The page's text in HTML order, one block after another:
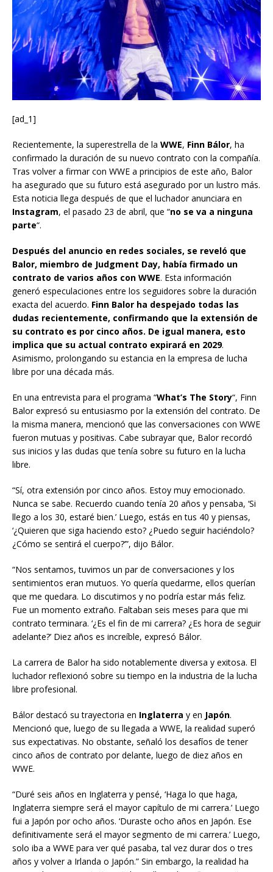
[ad_1]
Recientemente, la superestrella de la WWE, Finn Bálor, ha
confirmado la duración de su nuevo contrato con la compañía.
Tras volver a firmar con WWE a principios de este año, Balor
ha asegurado que su futuro está asegurado por un lustro más.
Esta noticia llega después de que el luchador anunciara en
Instagram, el pasado 23 de abril, que “no se va a ninguna
parte“.
Después del anuncio en redes sociales, se reveló que
Balor, miembro de Judgment Day, había firmado un
contrato de varios años con WWE. Esta información
generó especulaciones entre los seguidores sobre la duración
exacta del acuerdo. Finn Balor ha despejado todas las
dudas recientemente, confirmando que la extensión de
su contrato es por cinco años. De igual manera, esto
implica que su actual contrato expirará en 2029.
Asimismo, prolongando su estancia en la empresa de lucha
libre por una década más.
En una entrevista para el programa “What’s The Story“, Finn
Balor expresó su entusiasmo por la extensión del contrato. De
la misma manera, mencionó que las conversaciones con WWE
fueron mutuas y positivas. Cabe subrayar que, Balor recordó
sus inicios y las dudas que tenía sobre su futuro en la lucha
libre.
“Sí, otra extensión por cinco años. Estoy muy emocionado.
Nunca se sabe. Recuerdo cuando tenía 20 años y pensaba, ‘Si
llego a los 30, estaré bien.’ Luego, estás en tus 40 y piensas,
‘¿Quieren que siga haciendo esto? ¿Puedo seguir haciéndolo?
¿Cómo se sentirá el cuerpo?’”, dijo Bálor.
“Nos sentamos, tuvimos un par de conversaciones y los
sentimientos eran mutuos. Yo quería quedarme, ellos querían
que me quedara. Lo discutimos y no podría estar más feliz.
Fue un momento extraño. Faltaban seis meses para que mi
contrato terminara. ‘¿Es el fin de mi carrera? ¿Es hora de seguir
adelante?’ Diez años es increíble, expresó Bálor.
La carrera de Balor ha sido notablemente diversa y exitosa. El
luchador reflexionó sobre su tiempo en la industria de la lucha
libre profesional.
Bálor destacó su trayectoria en Inglaterra y en Japón.
Mencionó que, luego de su llegada a WWE, la realidad superó
sus expectativas. No obstante, señaló los desafíos de tener
cinco años de contrato por delante, luego de diez años en
WWE.
“Duré seis años en Inglaterra y pensé, ‘Haga lo que haga,
Inglaterra siempre será el mayor capítulo de mi carrera.’ Luego
fui a Japón por ocho años. ‘Duraste ocho años en Japón. Ese
definitivamente será el mayor segmento de mi carrera.’ Luego,
solo iba a WWE para ver qué pasaba, tal vez durar dos o tres
años y volver a Irlanda o Japón.” Sin embargo, la realidad ha